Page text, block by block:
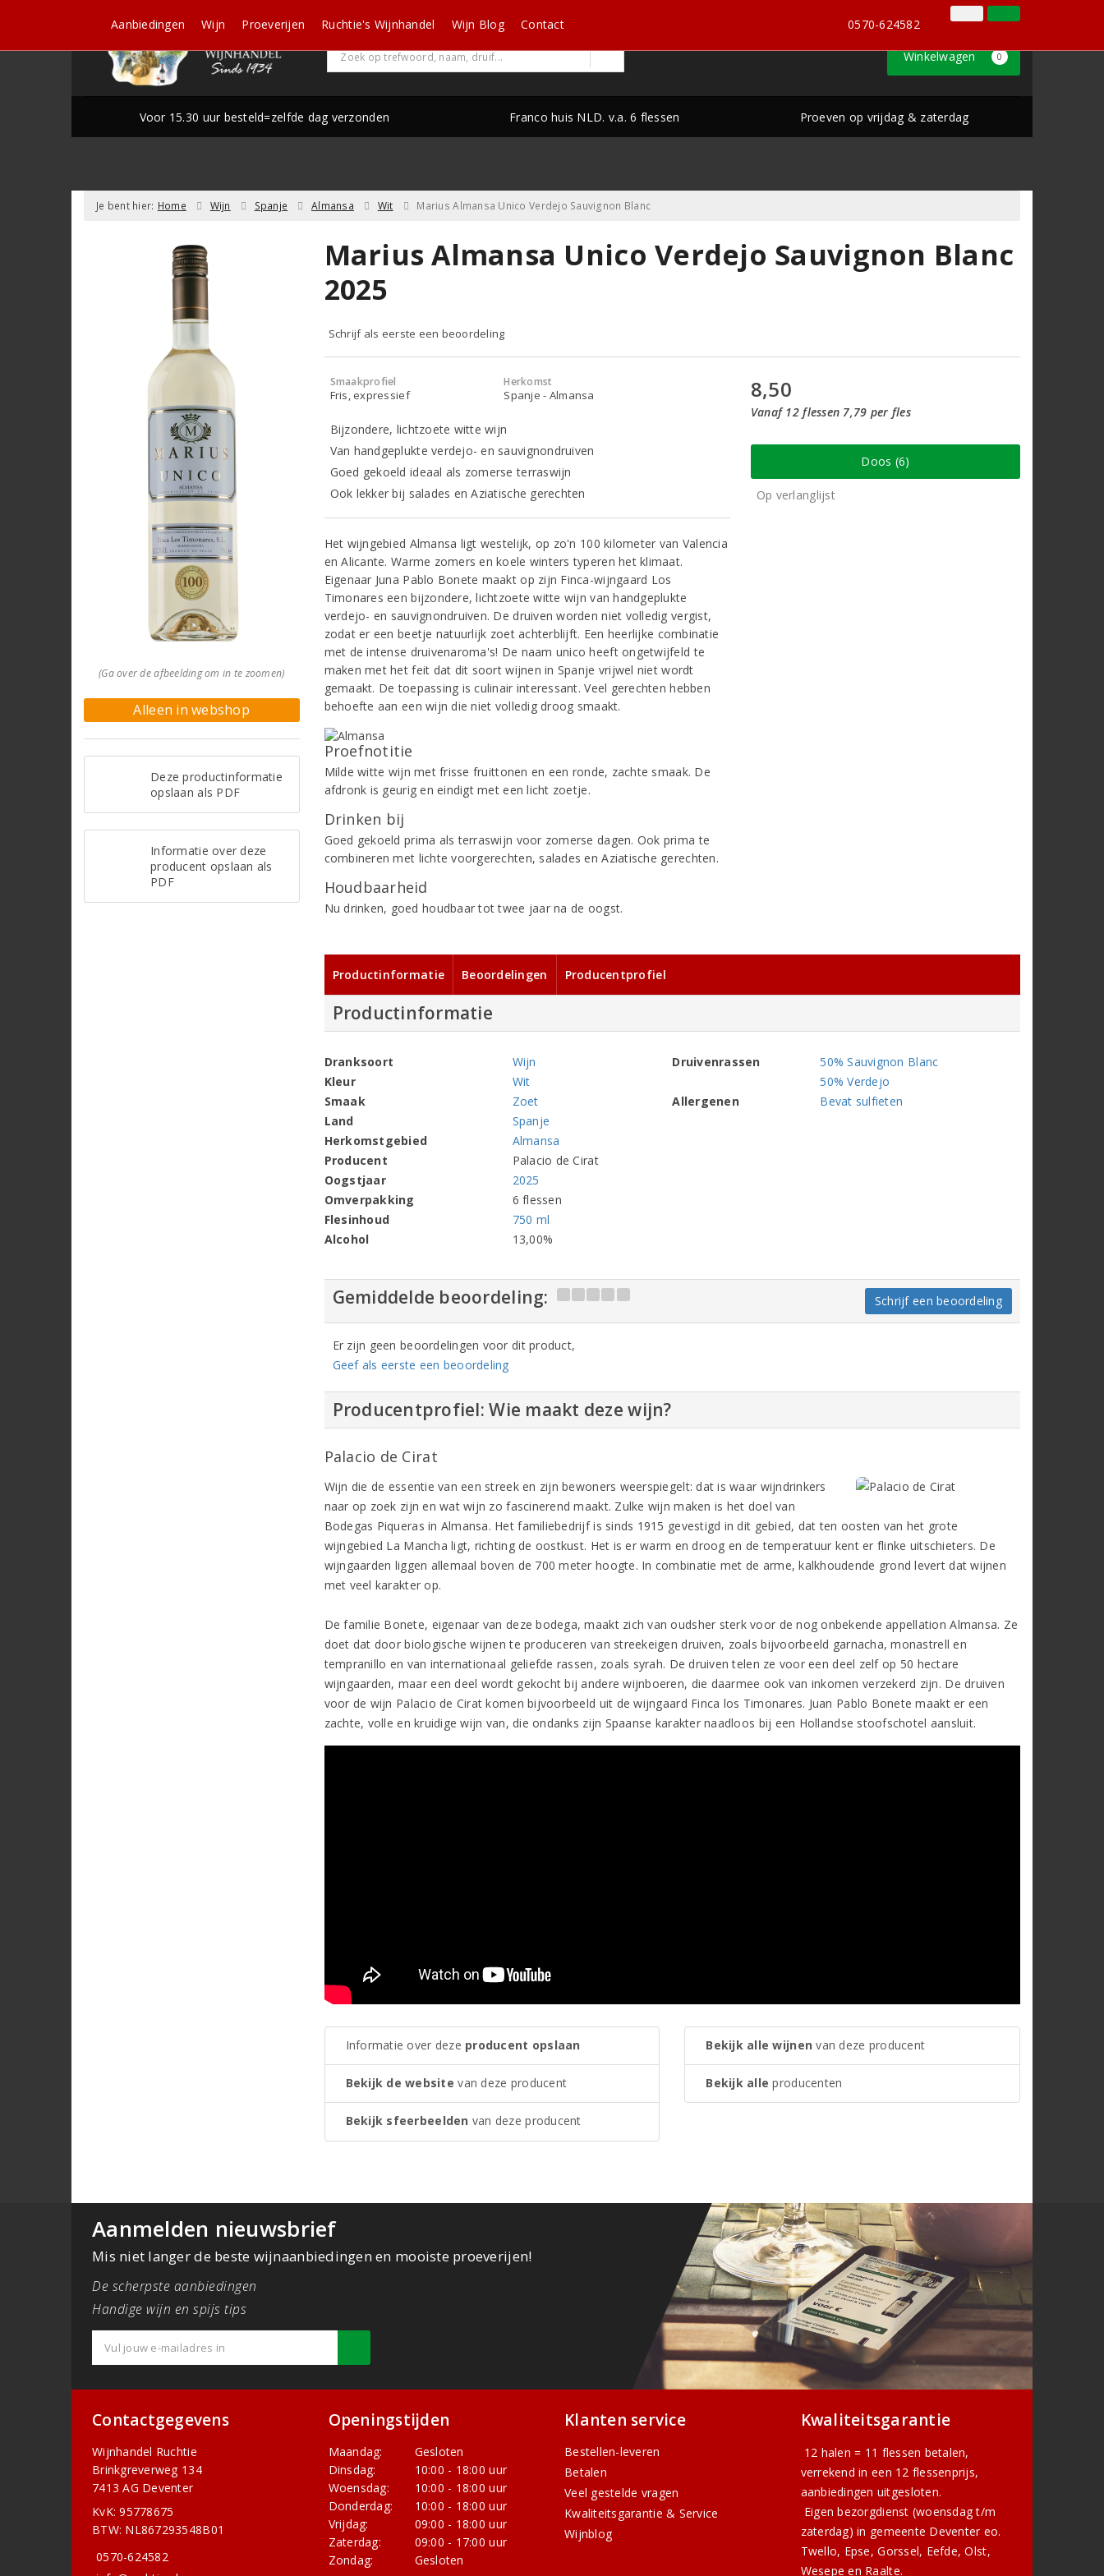
0570-624582 Inloggen Klantenservice
Winkelwagen 0
Voor 15.30 uur besteld=zelfde dag verzonden Franco huis NLD. v.a. 6 flessen Proeven op vrijdag & zaterdag
Aanbiedingen Wijn Proeverijen Ruchtie's Wijnhandel Wijn Blog Contact 0570-624582
Je bent hier: Home Wijn Spanje Almansa Wit Marius Almansa Unico Verdejo Sauvignon Blanc
(Ga over de afbeelding om in te zoomen)
Alleen in webshop
Deze productinformatie
opslaan als PDF
Informatie over deze
producent opslaan als
PDF
Marius Almansa Unico Verdejo Sauvignon Blanc
2025
Schrijf als eerste een beoordeling
Smaakprofiel
Fris, expressief
Herkomst
Spanje - Almansa
Bijzondere, lichtzoete witte wijn
Van handgeplukte verdejo- en sauvignondruiven
Goed gekoeld ideaal als zomerse terraswijn
Ook lekker bij salades en Aziatische gerechten
Het wijngebied Almansa ligt westelijk, op zo'n 100 kilometer van Valencia
en Alicante. Warme zomers en koele winters typeren het klimaat.
Eigenaar Juna Pablo Bonete maakt op zijn Finca-wijngaard Los
Timonares een bijzondere, lichtzoete witte wijn van handgeplukte
verdejo- en sauvignondruiven. De druiven worden niet volledig vergist,
zodat er een beetje natuurlijk zoet achterblijft. Een heerlijke combinatie
met de intense druivenaroma's! De naam unico heeft ongetwijfeld te
maken met het feit dat dit soort wijnen in Spanje vrijwel niet wordt
gemaakt. De toepassing is culinair interessant. Veel gerechten hebben
behoefte aan een wijn die niet volledig droog smaakt.
Proefnotitie
Milde witte wijn met frisse fruittonen en een ronde, zachte smaak. De
afdronk is geurig en eindigt met een licht zoetje.
Drinken bij
Goed gekoeld prima als terraswijn voor zomerse dagen. Ook prima te
combineren met lichte voorgerechten, salades en Aziatische gerechten.
Houdbaarheid
Nu drinken, goed houdbaar tot twee jaar na de oogst.
8,50
Vanaf 12 flessen 7,79 per fles
Doos (6)
Op verlanglijst
Productinformatie Beoordelingen Producentprofiel
Productinformatie
Dranksoort
Wijn
Kleur
Wit
Smaak
Zoet
Land
Spanje
Herkomstgebied
Almansa
Producent
Palacio de Cirat
Oogstjaar
2025
Omverpakking
6 flessen
Flesinhoud
750 ml
Alcohol
13,00%
Druivenrassen
50% Sauvignon Blanc
50% Verdejo
Allergenen
Bevat sulfieten
Gemiddelde beoordeling: Schrijf een beoordeling
Er zijn geen beoordelingen voor dit product,
Geef als eerste een beoordeling
Producentprofiel: Wie maakt deze wijn?
Palacio de Cirat
Wijn die de essentie van een streek en zijn bewoners weerspiegelt: dat is waar wijndrinkers
naar op zoek zijn en wat wijn zo fascinerend maakt. Zulke wijn maken is het doel van
Bodegas Piqueras in Almansa. Het familiebedrijf is sinds 1915 gevestigd in dit gebied, dat ten oosten van het grote
wijngebied La Mancha ligt, richting de oostkust. Het is er warm en droog en de temperatuur kent er flinke uitschieters. De
wijngaarden liggen allemaal boven de 700 meter hoogte. In combinatie met de arme, kalkhoudende grond levert dat wijnen
met veel karakter op.
De familie Bonete, eigenaar van deze bodega, maakt zich van oudsher sterk voor de nog onbekende appellation Almansa. Ze
doet dat door biologische wijnen te produceren van streekeigen druiven, zoals bijvoorbeeld garnacha, monastrell en
tempranillo en van internationaal geliefde rassen, zoals syrah. De druiven telen ze voor een deel zelf op 50 hectare
wijngaarden, maar een deel wordt gekocht bij andere wijnboeren, die daarmee ook van inkomen verzekerd zijn. De druiven
voor de wijn Palacio de Cirat komen bijvoorbeeld uit de wijngaard Finca los Timonares. Juan Pablo Bonete maakt er een
zachte, volle en kruidige wijn van, die ondanks zijn Spaanse karakter naadloos bij een Hollandse stoofschotel aansluit.
Informatie over deze producent opslaan
Bekijk de website van deze producent
Bekijk sfeerbeelden van deze producent
Bekijk alle wijnen van deze producent
Bekijk alle producenten
Aanmelden nieuwsbrief
Mis niet langer de beste wijnaanbiedingen en mooiste proeverijen!
De scherpste aanbiedingen
Handige wijn en spijs tips
Contactgegevens
Wijnhandel Ruchtie
Brinkgreverweg 134
7413 AG Deventer
KvK: 95778675
BTW: NL867293548B01
0570-624582
Openingstijden
Maandag:
Gesloten
Dinsdag:
10:00 - 18:00 uur
Woensdag:
10:00 - 18:00 uur
Donderdag:
10:00 - 18:00 uur
Vrijdag:
09:00 - 18:00 uur
Zaterdag:
09:00 - 17:00 uur
Zondag:
Gesloten
Klanten service
Bestellen-leveren
Betalen
Veel gestelde vragen
Kwaliteitsgarantie & Service
Wijnblog
Kwaliteitsgarantie
12 halen = 11 flessen betalen,
verrekend in een 12 flessenprijs,
aanbiedingen uitgesloten.
Eigen bezorgdienst (woensdag t/m
zaterdag) in gemeente Deventer eo.
Twello, Epse, Gorssel, Eefde, Olst,
Wesepe en Raalte.